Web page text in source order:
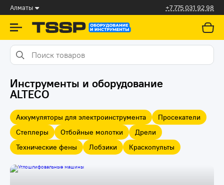
Алматы +7 775 031 92 98
Инструменты и оборудование
ALTECO
Аккумуляторы для электроинструмента
Просекатели
Степлеры
Отбойные молотки
Дрели
Технические фены
Лобзики Краскопульты